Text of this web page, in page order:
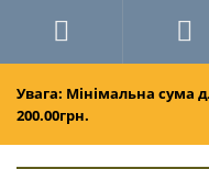
Увага: Мінімальна сума
200.00грн.